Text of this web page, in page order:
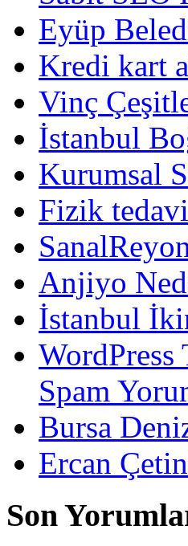
Eyüp
Kredi kart
Vinç
İstanbul
Kurumsal
Fizik
Anjiyo
İstanbul
Spam
Bursa
Ercan
Son